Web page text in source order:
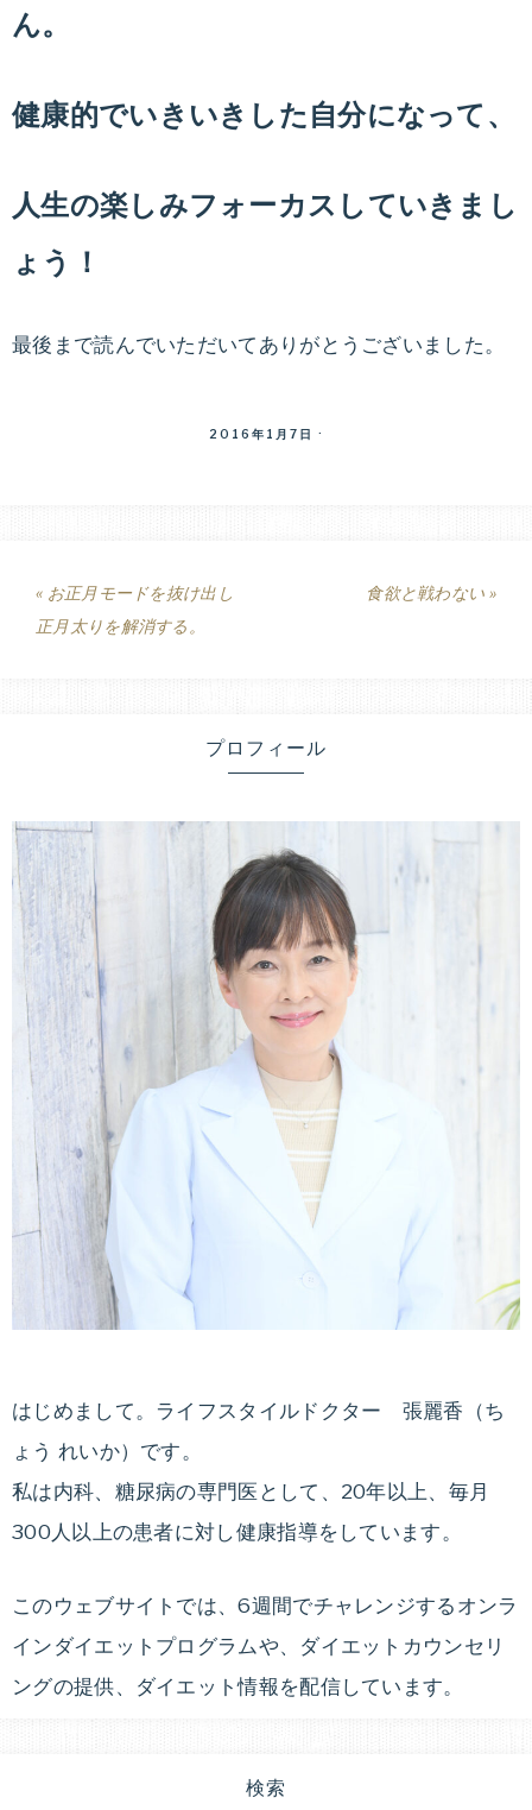
ん。
健康的でいきいきした自分になって、
人生の楽しみフォーカスしていきまし
ょう！
最後まで読んでいただいてありがとうございました。
2016年1月7日 ·
« お正月モードを抜け出し
正月太りを解消する。
食欲と戦わない »
プロフィール
はじめまして。ライフスタイルドクター 張麗香（ち
ょう れいか）です。
私は内科、糖尿病の専門医として、20年以上、毎月
300人以上の患者に対し健康指導をしています。
このウェブサイトでは、6週間でチャレンジするオンラ
インダイエットプログラムや、ダイエットカウンセリ
ングの提供、ダイエット情報を配信しています。
検索